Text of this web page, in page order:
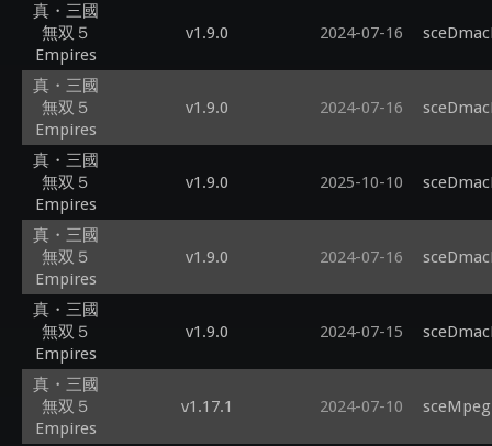
真・三國
無双５
Empires
v1.9.0 2024-07-16
真・三國
無双５
Empires
v1.9.0 2024-07-16
真・三國
無双５
Empires
v1.9.0 2025-10-10
真・三國
無双５
Empires
v1.9.0 2024-07-16
真・三國
無双５
Empires
v1.9.0 2024-07-15
真・三國
無双５
Empires
v1.17.1 2024-07-10